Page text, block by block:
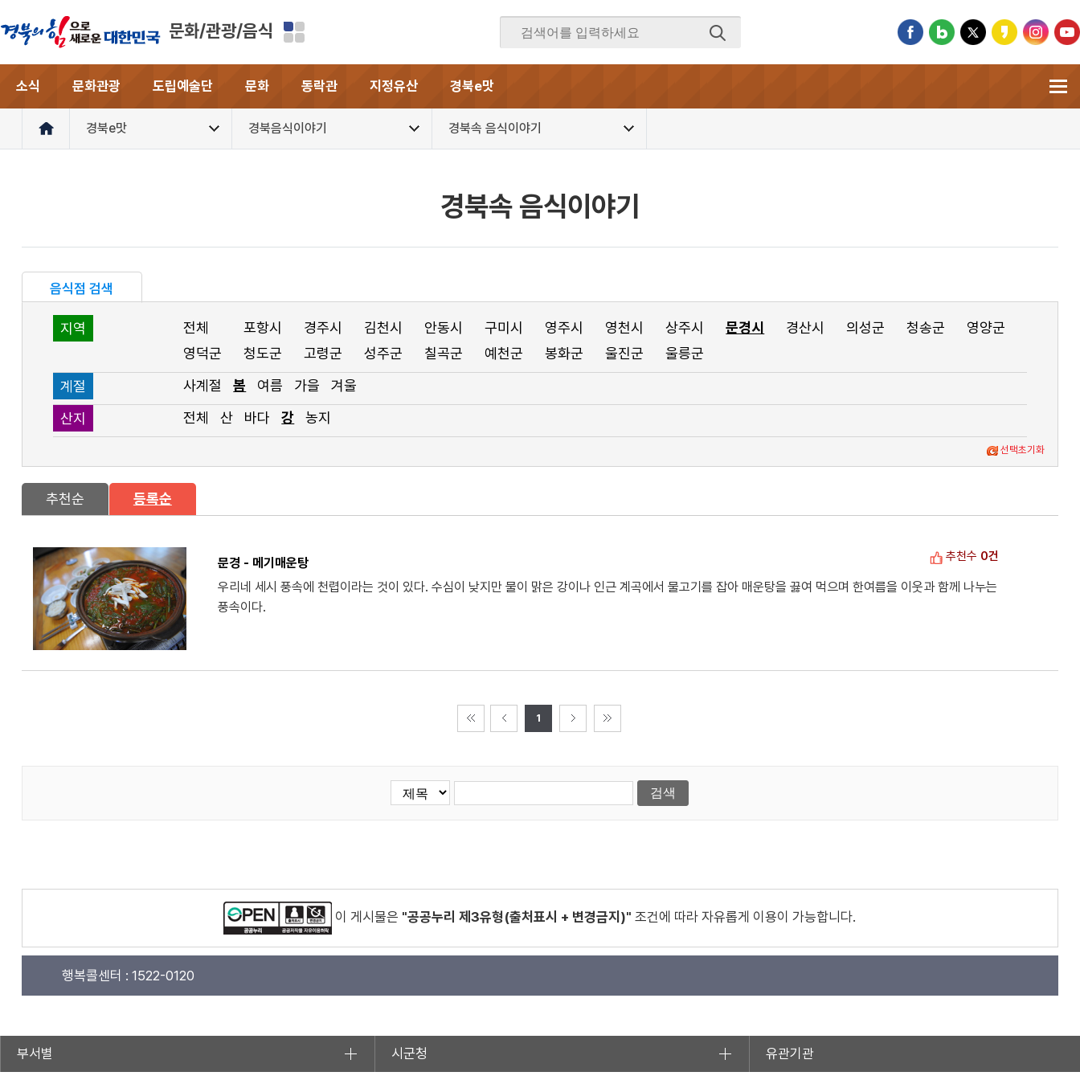
문화/관광/음식
소식 문화관광 도립예술단 문화 동락관 지정유산 경북e맛
경북e맛 경북음식이야기 경북속 음식이야기
경북속 음식이야기
음식점 검색
지역 전체 포항시 경주시 김천시 안동시 구미시 영주시 영천시 상주시 문경시 경산시 의성군 청송군
영양군
영덕군
청도군 고령군 성주군 칠곡군 예천군 봉화군 울진군
울릉군
계절
사계절 봄 여름 가을
겨울
산지
전체 산 바다 강 농지
선택초기화
추천순 등록순
문경 - 메기매운탕
우리네 세시 풍속에 천렵이라는 것이 있다. 수심이 낮지만 물이 맑은 강이나 인근 계곡에서 물고기를 잡아 매운탕을 끓여 먹으며 한여름을 이웃과 함께 나누는
풍속이다.
추천수 0건
1
이 게시물은 "공공누리 제3유형(출처표시 + 변경금지)" 조건에 따라 자유롭게 이용이 가능합니다.
행복콜센터 : 1522-0120
부서별 시군청 유관기관